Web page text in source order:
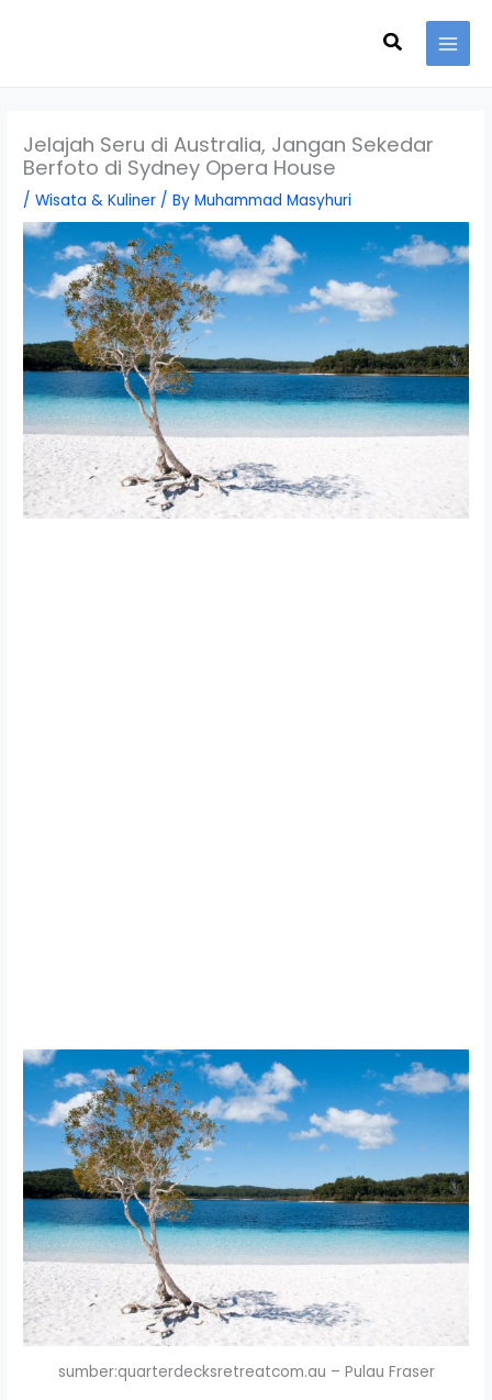
Search
Jelajah Seru di Australia, Jangan Sekedar
Berfoto di Sydney Opera House
/Wisata & Kuliner / ByMuhammad Masyhuri
sumber:quarterdecksretreatcom.au – Pulau Fraser